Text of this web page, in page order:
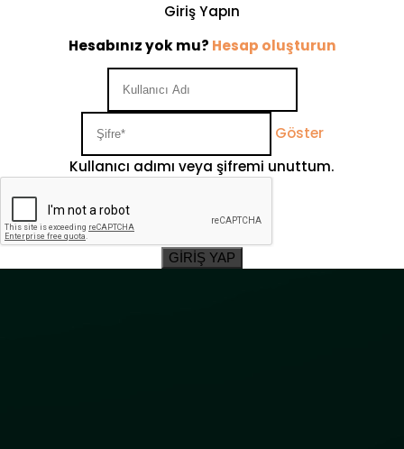
Giriş Yapın
Hesabınız yok mu? Hesap oluşturun
Göster
Kullanıcı adımı veya şifremi unuttum.
GİRİŞ YAP